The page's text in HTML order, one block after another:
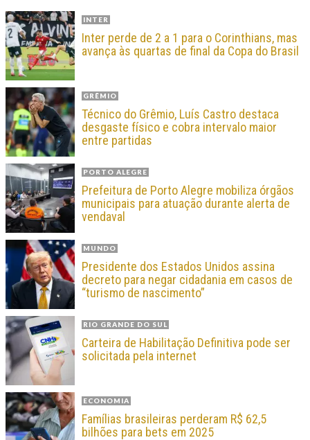
INTER
Inter perde de 2 a 1 para o Corinthians, mas
avança às quartas de final da Copa do Brasil
GRÊMIO
Técnico do Grêmio, Luís Castro destaca
desgaste físico e cobra intervalo maior
entre partidas
PORTO ALEGRE
Prefeitura de Porto Alegre mobiliza órgãos
municipais para atuação durante alerta de
vendaval
MUNDO
Presidente dos Estados Unidos assina
decreto para negar cidadania em casos de
“turismo de nascimento”
RIO GRANDE DO SUL
Carteira de Habilitação Definitiva pode ser
solicitada pela internet
ECONOMIA
Famílias brasileiras perderam R$ 62,5
bilhões para bets em 2025